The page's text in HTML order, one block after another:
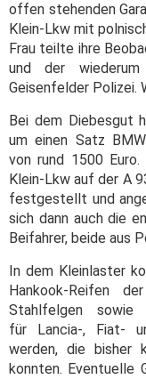
offen stehenden
Klein-Lkw mit
Frau teilte ihre
und der
Geisenfelder Polizei.
Bei dem Diebesgut
um einen Satz
von rund 1500
Klein-Lkw auf der A
festgestellt und
sich dann auch die
Beifahrer, beide aus
In dem Kleinlaster
Hankook-Reifen
Stahlfelgen sowie
für
Lancia-, Fiat-
werden, die bisher
konnten. Eventuelle